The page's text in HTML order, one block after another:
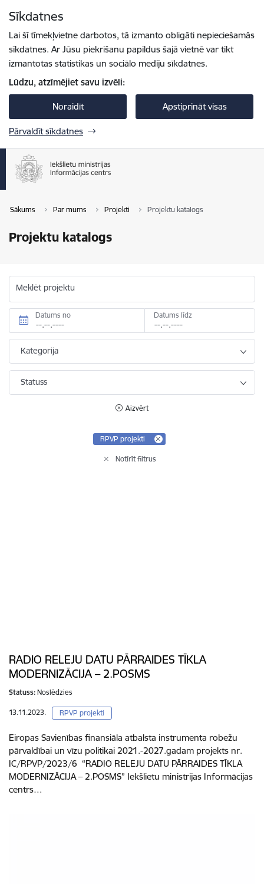
Sīkdatnes
Lai šī tīmekļvietne darbotos, tā izmanto obligāti nepieciešamās
sīkdatnes. Ar Jūsu piekrišanu papildus šajā vietnē var tikt
izmantotas statistikas un sociālo mediju sīkdatnes.
Lūdzu, atzīmējiet savu izvēli:
Noraidīt Apstiprināt visas
Pārvaldīt sīkdatnes
Sākums Par mums Projekti Projektu katalogs
Projektu katalogs
Meklēt projektu
Datums no Datums līdz
Kategorija
Statuss
Aizvērt
RPVP projekti
Notīrīt filtrus
RADIO RELEJU DATU PĀRRAIDES TĪKLA
MODERNIZĀCIJA – 2.POSMS
Statuss: Noslēdzies
13.11.2023. RPVP projekti
Eiropas Savienības finansiāla atbalsta instrumenta robežu
pārvaldībai un vīzu politikai 2021.-2027.gadam projekts nr.
IC/RPVP/2023/6 “RADIO RELEJU DATU PĀRRAIDES TĪKLA
MODERNIZĀCIJA – 2.POSMS” Iekšlietu ministrijas Informācijas
centrs…